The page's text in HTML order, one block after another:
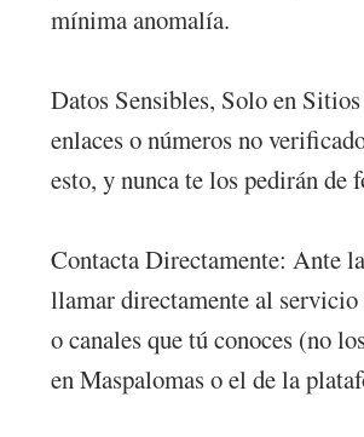
mínima anomalía.
Datos Sensibles, Solo en
enlaces o números no
esto, y nunca te los pedirán de
Contacta Directamente: Ante
llamar directamente al
o canales que tú conoces (no
en Maspalomas o el de la